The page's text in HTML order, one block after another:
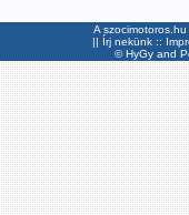
A
|| Írj nekünk ::
©HyGyand